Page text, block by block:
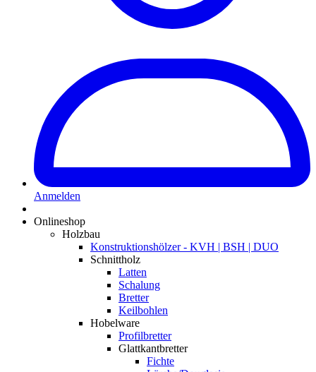
Anmelden
Onlineshop
Holzbau
Konstruktionshölzer - KVH | BSH | DUO
Schnittholz
Latten
Schalung
Bretter
Keilbohlen
Hobelware
Profilbretter
Glattkantbretter
Fichte